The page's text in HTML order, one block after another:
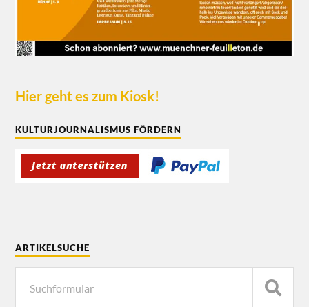
Hier geht es zum Kiosk!
KULTURJOURNALISMUS FÖRDERN
ARTIKELSUCHE